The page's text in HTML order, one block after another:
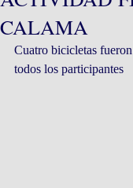
CALAMA
Cuatro bicicletas
todos los participantes